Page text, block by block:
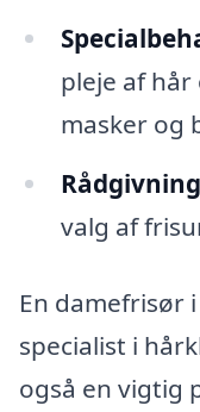
pleje af
masker og
valg af
En damefrisør
specialist i
også en vigtig